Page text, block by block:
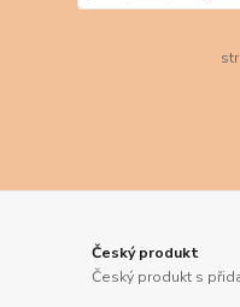
Český produkt
Český produkt s